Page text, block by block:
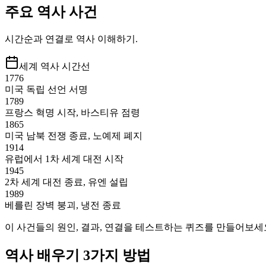
주요 역사 사건
시간순과 연결로 역사 이해하기.
세계 역사 시간선
1776
미국 독립 선언 서명
1789
프랑스 혁명 시작, 바스티유 점령
1865
미국 남북 전쟁 종료, 노예제 폐지
1914
유럽에서 1차 세계 대전 시작
1945
2차 세계 대전 종료, 유엔 설립
1989
베를린 장벽 붕괴, 냉전 종료
이 사건들의 원인, 결과, 연결을 테스트하는 퀴즈를 만들어보세
역사 배우기 3가지 방법